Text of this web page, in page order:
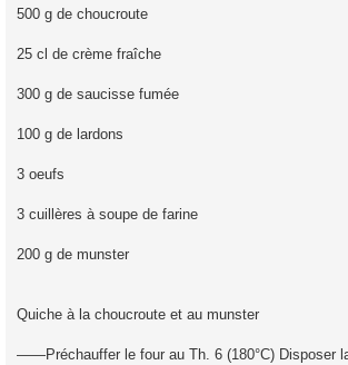
500 g de choucroute
25 cl de crème fraîche
300 g de saucisse fumée
100 g de lardons
3 oeufs
3 cuillères à soupe de farine
200 g de munster
Quiche à la choucroute et au munster
——Préchauffer le four au Th. 6 (180°C) Disposer